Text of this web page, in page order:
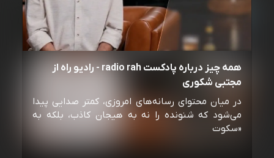
همه چیز درباره پادکست radio rah - رادیو راه از
مجتبی شکوری
در میان محتوای رسانه‌های امروزی، کمتر صدایی پیدا
می‌شود که شنونده را نه به هیجان کاذب، بلکه به
«سکوت